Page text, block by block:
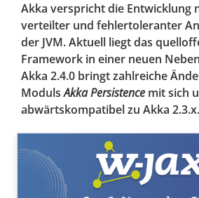
Akka verspricht die Entwicklung
verteilter und fehlertoleranter
der JVM. Aktuell liegt das
Framework in einer neuen
Akka 2.4.0 bringt zahlreiche
ModulsAkka Persistence mit sich
abwärtskompatibel zu Akka 2.3.x.